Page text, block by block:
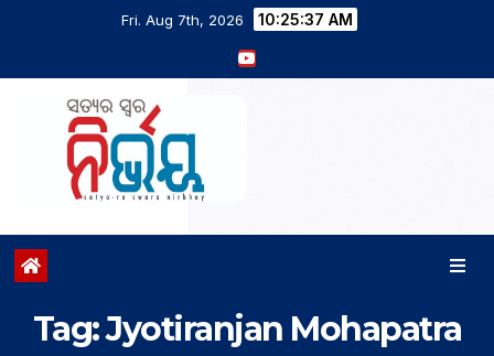
Fri. Aug 7th, 2026 10:25:37 AM
Tag:Jyotiranjan Mohapatra